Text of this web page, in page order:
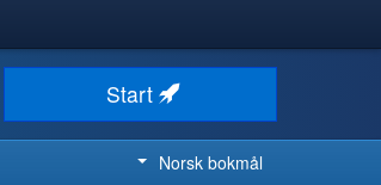
Start
Norsk bokmål